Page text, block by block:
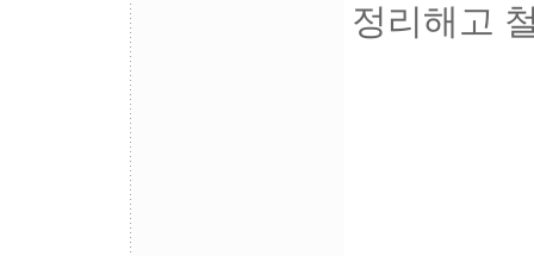
정리해고